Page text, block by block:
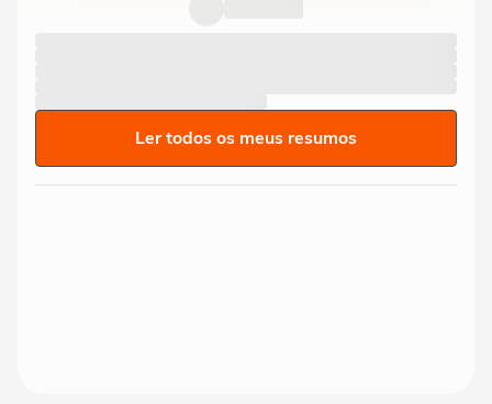
Ler todos os meus resumos